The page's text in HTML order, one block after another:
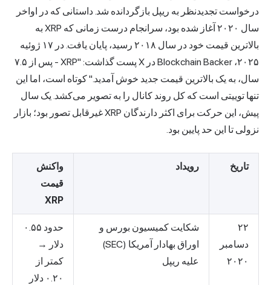
درخواست تجدیدنظر به ریپل بازگردانده شد. داستانی که در اواخر
سال ۲۰۲۰ آغاز شده بود، سرانجام درست زمانی که XRP به
بالاترین قیمت خود در سال ۲۰۱۸ رسید، پایان یافت. در ۱۷ ژوئیه
۲۰۲۵، Blockchain Backer در X پست گذاشت: "XRP - پس از ۷.۵
سال، به یک بالاترین قیمت جدید خوش آمدید." کوتاه است، اما این
تنها توییتی است که کل روند کانال را به تصویر می‌کشد. یک سال
پیش، این حرکت برای اکثر دارندگان XRP غیرقابل تصور بود؛ بازار
نزولی تا این حد پایین بود.
تاریخ رویداد
واکنش
قیمت
XRP
۲۲
دسامبر
۲۰۲۰
شکایت کمیسیون بورس و
اوراق بهادار آمریکا (SEC)
علیه ریپل
حدود ۰.۵۵
دلار →
کمتر از
۰.۲۰ دلار